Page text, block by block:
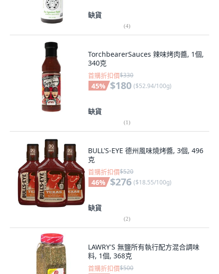
缺貨
(4)
TorchbearerSauces 辣味烤肉醬, 1個,
340克
首購折扣價$330
45% $180 ($52.94/100g)
缺貨
(1)
BULL'S-EYE 德州風味燒烤醬, 3個, 496
克
首購折扣價$520
46% $276 ($18.55/100g)
缺貨
(2)
LAWRY'S 無鹽所有執行配方混合調味
料, 1個, 368克
首購折扣價$500